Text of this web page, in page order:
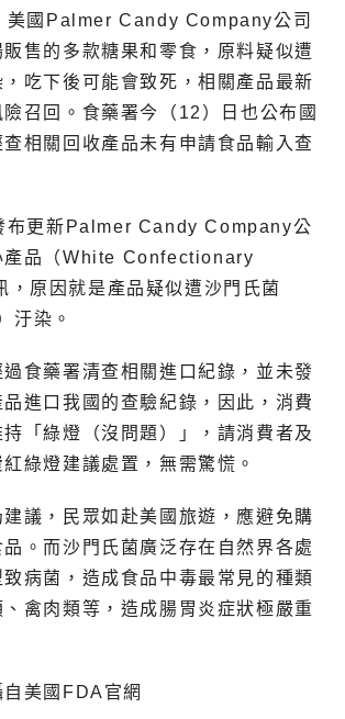
美國Palmer Candy Company公司
售的多款糖果和零食，原料疑似遭
吃下後可能會致死，相關產品最新
召回。食藥署今（12）日也公布國
相關回收產品未有申請食品輸入查
布更新Palmer Candy Company公
產品（White Confectionary
，原因就是產品疑似遭沙門氏菌
汙染。
食藥署清查相關進口紀錄，並未發
進口我國的查驗紀錄，因此，消費
「綠燈（沒問題）」，請消費者及
綠燈建議處置，無需驚慌。
議，民眾如赴美國旅遊，應避免購
。而沙門氏菌廣泛存在自然界各處
病菌，造成食品中毒最常見的種類
禽肉類等，造成腸胃炎症狀極嚴重
美國FDA官網